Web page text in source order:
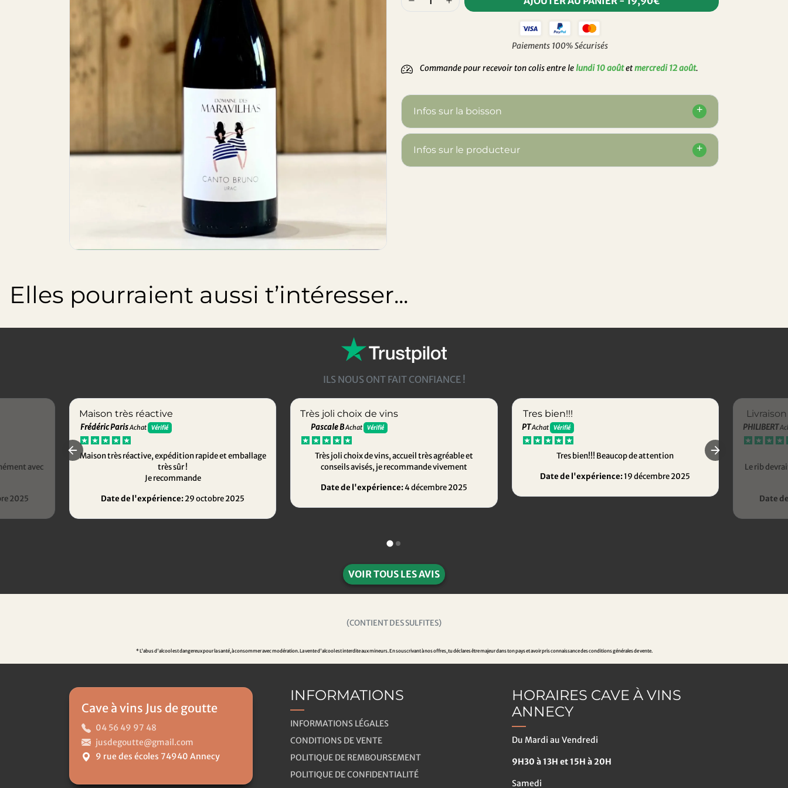
Paiements 100% Sécurisés
Commande pour recevoir ton colis entre lelundi 10 aoûtetmercredi 12 août.
Infos sur la boisson
Infos sur le producteur
Elles pourraient aussi t’intéresser...
ILS NOUS ONT FAIT CONFIANCE !
avec
2025
Maison très réactive
Frédéric ParisAchat Vérifié
Maison très réactive, expédition rapide et emballage
très sûr !
Je recommande
Date de l'expérience:29 octobre 2025
Très joli choix de vins
Pascale BAchat Vérifié
Très joli choix de vins, accueil très agréable et
conseils avisés, je recommande vivement
Date de l'expérience:4 décembre 2025
Tres bien!!!
PTAchat Vérifié
Tres bien!!! Beaucop de attention
Date de l'expérience:19 décembre 2025
PHILIBERT
Le rib
Date
VOIR TOUS LES AVIS
(CONTIENT DES SULFITES)
* L'abus d'alcool est dangereux pour la santé, à consommer avec modération. La vente d'alcool est interdite aux mineurs. En souscrivant à nos offres, tu déclares être majeur dans ton pays et avoir pris connaissance des conditions générales de vente.
Cave à vins Jus de goutte
04 56 49 97 48
jusdegoutte@gmail.com
9 rue des écoles 74940 Annecy
INFORMATIONS
INFORMATIONS LÉGALES
CONDITIONS DE VENTE
POLITIQUE DE REMBOURSEMENT
POLITIQUE DE CONFIDENTIALITÉ
HORAIRES CAVE À VINS
ANNECY
Du Mardi au Vendredi
9H30 à 13H et 15H à 20H
Samedi